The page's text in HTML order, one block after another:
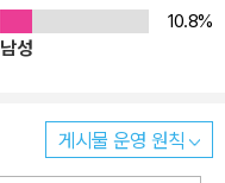
10.8%
남성
게시물 운영 원칙